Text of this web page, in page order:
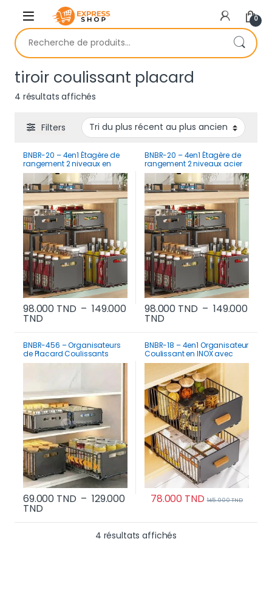
Skip to navigation
Skip to content
0
Recherche pour :
tiroir coulissant placard
4 résultats affichés
Filters
BNBR-20 – 4en1 Étagère de
rangement 2 niveaux en
INOX rangement cuisine
salle de bain et garde-
manger
98.000 TND – 149.000
TNDPlage de prix : 98.000 TND à 149.000 TND
BNBR-20 – 4en1 Étagère de
rangement 2 niveaux acier
inoxydable rangement
cuisine salle de bain et
garde-manger
98.000 TND – 149.000
TNDPlage de prix : 98.000
BNBR-456 – Organisateurs
de Placard Coulissants
Pliable acier inoxydable
69.000 TND – 129.000
TNDPlage de prix : 69.000 TND à 129.000 TND
Ce produit a plusieurs variations. Les options
BNBR-18 – 4en1 Organisateur
Coulissant en INOX avec
Poignée en Bambou pliable
(2 couches)
78.000 TND 145.000TND
4 résultats affichés